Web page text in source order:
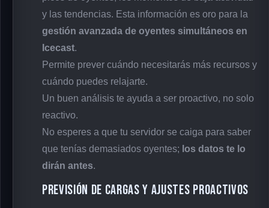
y las tendencias. Esta información es oro para la
gestión avanzada de oyentes simultáneos en
Icecast.
Permite prever cuándo necesitarás más recursos y
cuándo puedes relajarte.
Un buen análisis te ayuda a ser proactivo, no solo
reactivo.
No esperes a que tu servidor se caiga para saber
que tenías demasiados oyentes; los datos te lo
dirán antes.
Previsión de Cargas y Ajustes Proactivos